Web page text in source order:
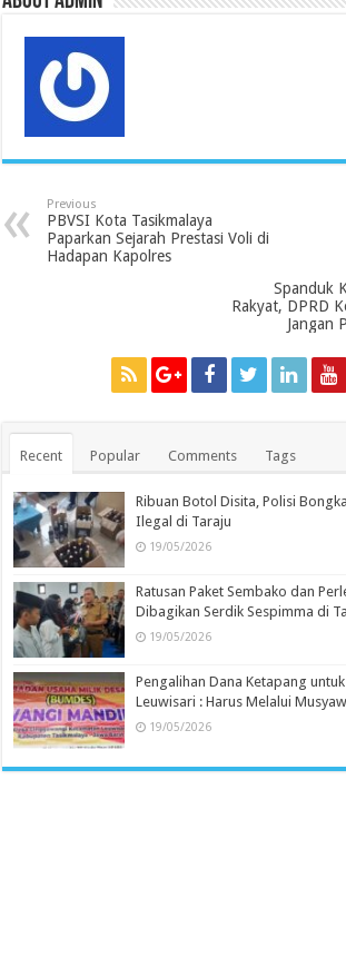
Previous
PBVSI Kota Tasikmalaya
Paparkan Sejarah Prestasi Voli di
Hadapan Kapolres
Spanduk
Rakyat, DPRD
Jangan
Recent Popular Comments Tags
Ribuan Botol Disita, Polisi
Ilegal di Taraju
19/05/2026
Ratusan Paket Sembako dan
Dibagikan Serdik Sespimma di
19/05/2026
Pengalihan Dana Ketapang
Leuwisari : Harus Melalui
19/05/2026